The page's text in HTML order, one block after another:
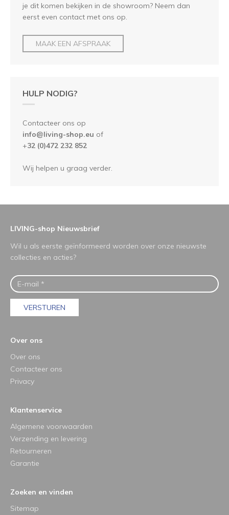
je dit komen bekijken in de showroom? Neem dan
eerst even contact met ons op.
MAAK EEN AFSPRAAK
HULP NODIG?
Contacteer ons op
info@living-shop.eu of
+32 (0)472 232 852
Wij helpen u graag verder.
LIVING-shop Nieuwsbrief
Wil u als eerste geïnformeerd worden over onze nieuwste
collecties en acties?
VERSTUREN
Over ons
Over ons
Contacteer ons
Privacy
Klantenservice
Algemene voorwaarden
Verzending en levering
Retourneren
Garantie
Zoeken en vinden
Sitemap